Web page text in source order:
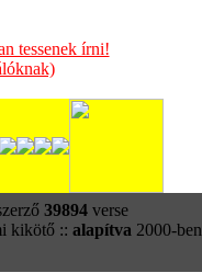
tessenek írni!
39894verse
kikötő :: alapítva 2000-ben